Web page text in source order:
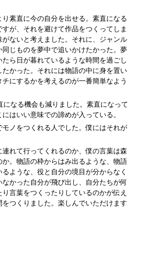
素直に今の自分を出せる。素直になる
が、それを避けて作品をつくってしま
がないと考えました。それに、ジャンル
じものを夢中で追いかけたかった。夢
ら日が暮れているような時間を過ごし
かった。それには物語の中に身を置い
にするかを考えるのが一番簡単なよう
になる機会も減りました。素直になって
はいい意味での諦めが入っている。
ノをつくれる人でした。僕にはそれが
れて行ってくれるのか、僕の言葉は森
。物語の枠からはみ出るような、物語
ような、役と自分の境目が分からなく
かった自分が飛び出し、自分たちが何
言葉をつくったりしているのかが伝え
つくりました。楽しんでいただけます